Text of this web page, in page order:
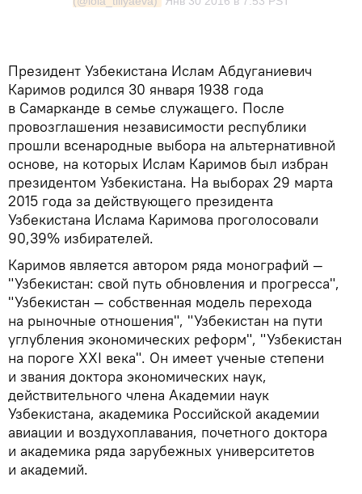
Президент Узбекистана Ислам Абдуганиевич
Каримов родился 30 января 1938 года
в Самарканде в семье служащего. После
провозглашения независимости республики
прошли всенародные выбора на альтернативной
основе, на которых Ислам Каримов был избран
президентом Узбекистана. На выборах 29 марта
2015 года за действующего президента
Узбекистана Ислама Каримова проголосовали
90,39% избирателей.
Каримов является автором ряда монографий —
"Узбекистан: свой путь обновления и прогресса",
"Узбекистан — собственная модель перехода
на рыночные отношения", "Узбекистан на пути
углубления экономических реформ", "Узбекистан
на пороге XXI века". Он имеет ученые степени
и звания доктора экономических наук,
действительного члена Академии наук
Узбекистана, академика Российской академии
авиации и воздухоплавания, почетного доктора
и академика ряда зарубежных университетов
и академий.